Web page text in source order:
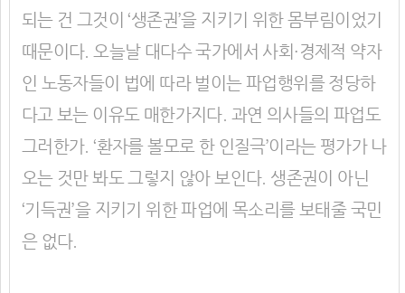
되는 건 그것이 ‘생존권’을 지키기 위한 몸부림이었기
때문이다. 오늘날 대다수 국가에서 사회·경제적 약자
인 노동자들이 법에 따라 벌이는 파업행위를 정당하
다고 보는 이유도 매한가지다. 과연 의사들의 파업도
그러한가. ‘환자를 볼모로 한 인질극’이라는 평가가 나
오는 것만 봐도 그렇지 않아 보인다. 생존권이 아닌
‘기득권’을 지키기 위한 파업에 목소리를 보태줄 국민
은 없다.